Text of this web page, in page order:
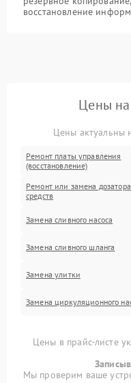
восстановление
Цены на
Цены актуальны
Ремонт платы управления
(восстановление)
Ремонт или замена
средств
Замена сливного насоса
Замена сливного шланга
Замена улитки
Замена циркуляционного
Цены в прайс-листе
Мы проверим ваше